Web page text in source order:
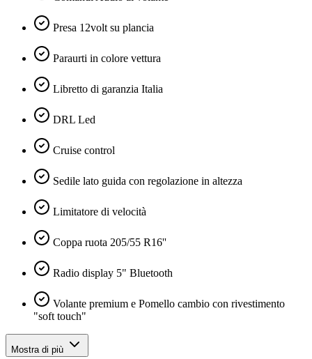
Presa 12volt su plancia
Paraurti in colore vettura
Libretto di garanzia Italia
DRL Led
Cruise control
Sedile lato guida con regolazione in altezza
Limitatore di velocità
Coppa ruota 205/55 R16''
Radio display 5" Bluetooth
Volante premium e Pomello cambio con rivestimento
"soft touch"
Mostra di più